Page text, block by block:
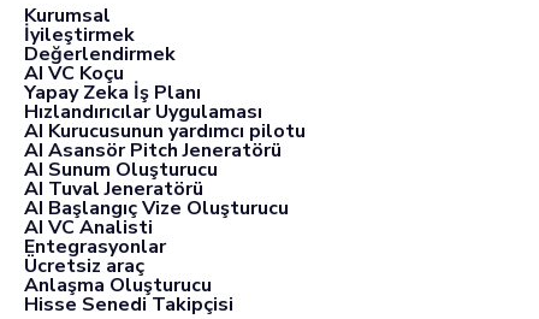
Kurumsal
İyileştirmek
Değerlendirmek
AI VC Koçu
Yapay Zeka İş Planı
Hızlandırıcılar Uygulaması
AI Kurucusunun yardımcı pilotu
AI Asansör Pitch Jeneratörü
AI Sunum Oluşturucu
AI Tuval Jeneratörü
AI Başlangıç Vize Oluşturucu
AI VC Analisti
Entegrasyonlar
Ücretsiz araç
Anlaşma Oluşturucu
Hisse Senedi Takipçisi